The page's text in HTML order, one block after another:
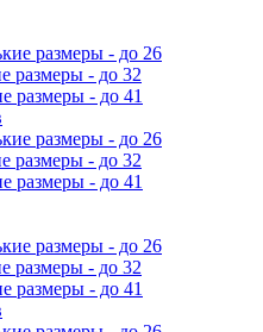
размеры - до 26
размеры - до 32
размеры - до 41
размеры - до 26
размеры - до 32
размеры - до 41
размеры - до 26
размеры - до 32
размеры - до 41